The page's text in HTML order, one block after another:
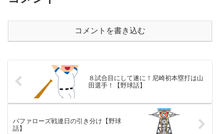
コメントを書き込む
８試合目にして遂に！尼崎初本塁打は山
田選手！【野球話】
バファローズ戦連日の引き分け【野球
話】